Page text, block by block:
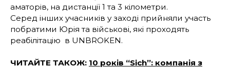
аматорів, на дистанції 1 та 3 кілометри.
Серед інших учасників у заході прийняли участь
побратими Юрія та військові, які проходять
реабілітацію в UNBROKEN.
ЧИТАЙТЕ ТАКОЖ: 10 років “Sich”: компанія з